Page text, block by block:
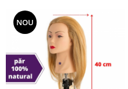
Uscatoare de par | feonuri
Difuzor pentru uscator de par |
Accesorii coafor
Oglinzi
NOU